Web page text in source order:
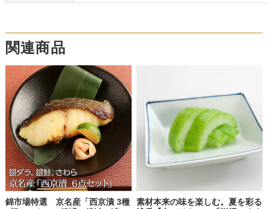
関連商品
錦市場特選 京名産「西京漬 3種
素材本来の味を楽しむ。夏を彩る